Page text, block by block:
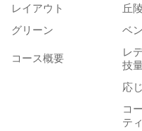
レイアウト
丘
グリーン
ベ
コース概要
レ
技
応
コ
テ